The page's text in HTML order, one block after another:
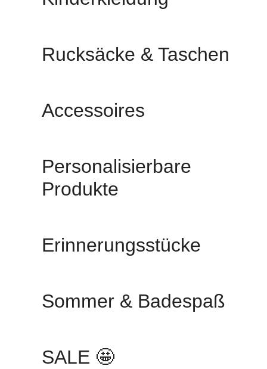
Rucksäcke & Taschen
Accessoires
Personalisierbare
Produkte
Erinnerungsstücke
Sommer & Badespaß
SALE 🤩